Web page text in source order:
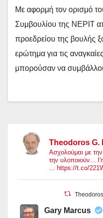
Με αφορμή τον ορισμό
Συμβουλίου της ΝΕΡΙΤ
προεδρείου της βουλής
ερώτημα για τις
μπορούσαν να
Theodoros G.
Ασχολούμαι με
την υλοποιούν...
... https://t.co/
Gary Marcus